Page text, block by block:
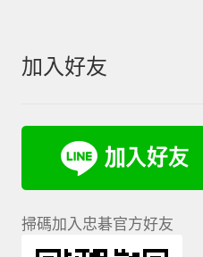
加入好友
掃碼加入忠碁官方好友